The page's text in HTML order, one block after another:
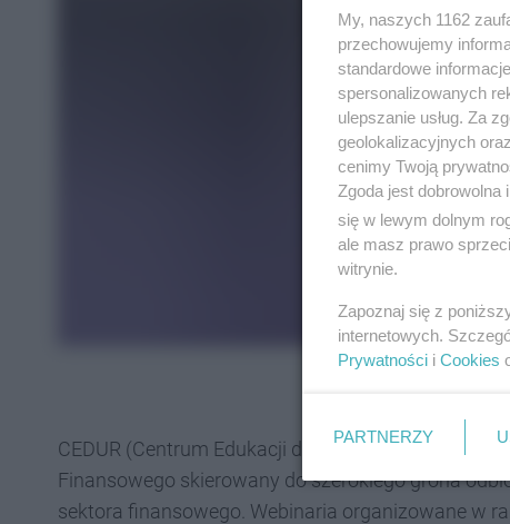
CEDUR (Centrum Edukacji dla Uczestników
Finansowego skierowany do szerokiego grona
sektora finansowego. Webinaria organizowane w
My, naszych 1162
przechowujemy
standardowe
spersonalizowanych
ulepszanie usług. Za
geolokalizacyjnych
cenimy Twoją
Zgoda jest
się w lewym dolnym
ale masz prawo
witrynie.
Zapoznaj się z
internetowych.
Prywatności i Cookies
PARTNERZY